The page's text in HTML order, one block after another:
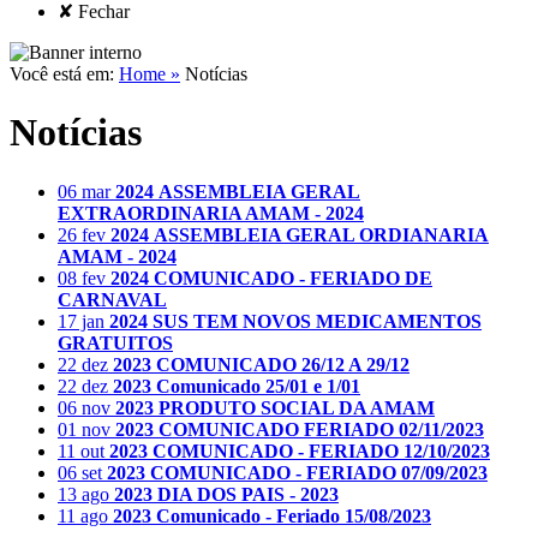
✘ Fechar
Você está em: Home » Notícias
Notícias
06 mar2024 ASSEMBLEIA GERAL
EXTRAORDINARIA AMAM - 2024
26 fev 2024 ASSEMBLEIA GERAL ORDIANARIA
AMAM - 2024
08 fev 2024 COMUNICADO - FERIADO DE
CARNAVAL
17 jan 2024 SUS TEM NOVOS MEDICAMENTOS
GRATUITOS
22 dez 2023 COMUNICADO 26/12 A 29/12
22 dez 2023 Comunicado 25/01 e 1/01
06 nov 2023 PRODUTO SOCIAL DA AMAM
01 nov 2023 COMUNICADO FERIADO 02/11/2023
11 out 2023 COMUNICADO - FERIADO 12/10/2023
06 set 2023 COMUNICADO - FERIADO 07/09/2023
13 ago 2023 DIA DOS PAIS - 2023
11 ago 2023 Comunicado - Feriado 15/08/2023